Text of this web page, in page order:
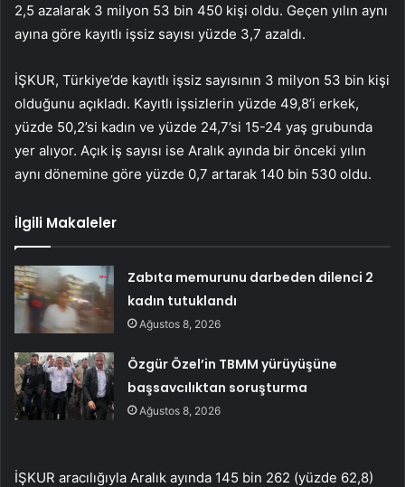
2,5 azalarak 3 milyon 53 bin 450 kişi oldu. Geçen yılın aynı
ayına göre kayıtlı işsiz sayısı yüzde 3,7 azaldı.
İŞKUR, Türkiye’de kayıtlı işsiz sayısının 3 milyon 53 bin kişi
olduğunu açıkladı. Kayıtlı işsizlerin yüzde 49,8’i erkek,
yüzde 50,2’si kadın ve yüzde 24,7’si 15-24 yaş grubunda
yer alıyor. Açık iş sayısı ise Aralık ayında bir önceki yılın
aynı dönemine göre yüzde 0,7 artarak 140 bin 530 oldu.
İlgili Makaleler
Zabıta memurunu darbeden dilenci 2
kadın tutuklandı
Ağustos 8, 2026
Özgür Özel’in TBMM yürüyüşüne
başsavcılıktan soruşturma
Ağustos 8, 2026
İŞKUR aracılığıyla Aralık ayında 145 bin 262 (yüzde 62,8)